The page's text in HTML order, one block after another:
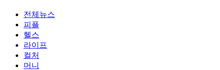
전체뉴스
피플
헬스
라이프
컬처
머니